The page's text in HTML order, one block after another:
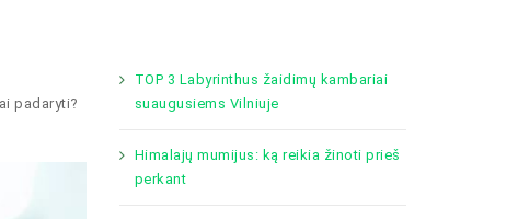
padaryti?
TOP 3 Labyrinthus žaidimų kambariai
suaugusiems Vilniuje
Himalajų mumijus: ką reikia žinoti prieš
perkant